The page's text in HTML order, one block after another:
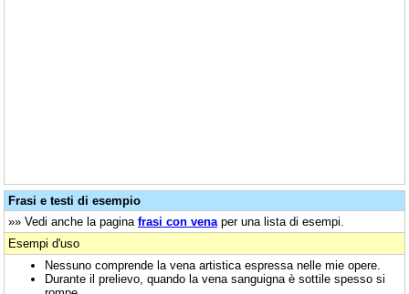
Frasi e testi di esempio
»» Vedi anche la pagina frasi con vena per una lista di esempi.
Esempi d'uso
Nessuno comprende la vena artistica espressa nelle mie opere.
Durante il prelievo, quando la vena sanguigna è sottile spesso si